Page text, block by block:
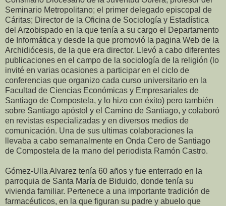
Seminario Metropolitano; el primer delegado episcopal de
Cáritas; Director de la Oficina de Sociología y Estadística
del Arzobispado en la que tenía a su cargo el Departamento
de Informática y desde la que promovió la pagina Web de la
Archidiócesis, de la que era director. Llevó a cabo diferentes
publicaciones en el campo de la sociología de la religión (lo
invité en varias ocasiones a participar en el ciclo de
conferencias que organizo cada curso universitario en la
Facultad de Ciencias Económicas y Empresariales de
Santiago de Compostela, y lo hizo con éxito) pero también
sobre Santiago apóstol y el Camino de Santiago, y colaboró
en revistas especializadas y en diversos medios de
comunicación. Una de sus ultimas colaboraciones la
llevaba a cabo semanalmente en Onda Cero de Santiago
de Compostela de la mano del periodista Ramón Castro.
Gómez-Ulla Alvarez tenía 60 años y fue enterrado en la
parroquia de Santa María de Biduido, donde tenía su
vivienda familiar. Pertenece a una importante tradición de
farmacéuticos, en la que figuran su padre y abuelo que